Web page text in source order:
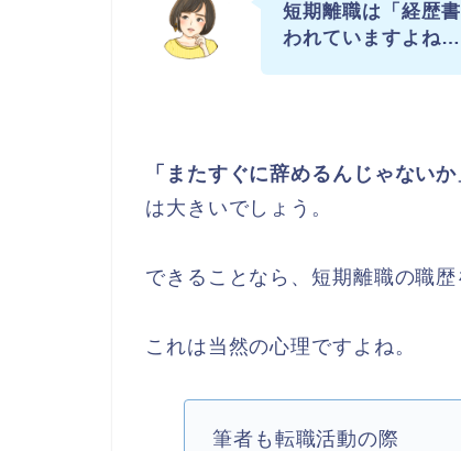
短期離職は「経歴
われていますよね…
「またすぐに辞めるんじゃないか
は大きいでしょう。
できることなら、短期離職の職
これは当然の心理ですよね。
筆者も転職活動の際